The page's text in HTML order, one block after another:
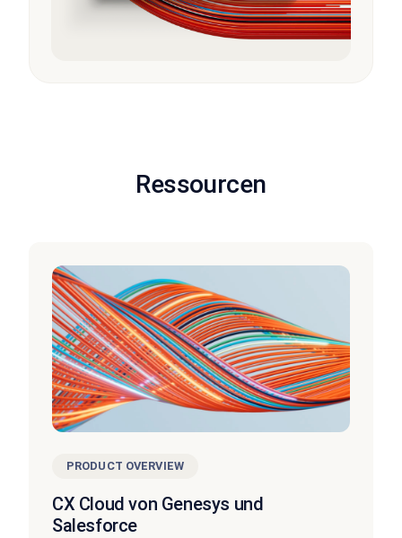
Ressourcen
PRODUCT OVERVIEW
CX Cloud von Genesys und
Salesforce